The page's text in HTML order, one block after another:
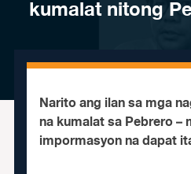
kumalat nitong
Narito ang ilan sa mga
na kumalat sa Pebrero –
impormasyon na dapat